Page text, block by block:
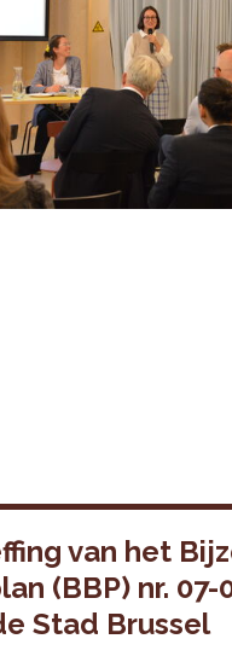
van het
(BBP) nr. 07-
Stad Brussel